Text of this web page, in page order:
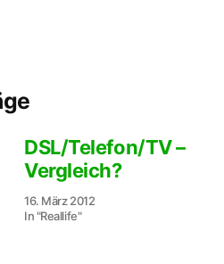
DSL/Telefon/TV –
Vergleich?
16. März 2012
In "Reallife"